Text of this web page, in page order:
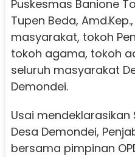
Puskesmas Banione
Tupen Beda,
masyarakat, tokoh
tokoh agama, tokoh
seluruh masyarakat
Demondei.
Usai mendeklarasikan
Desa Demondei,
bersama pimpinan